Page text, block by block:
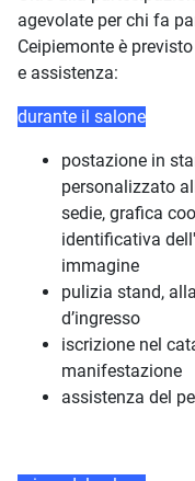
agevolate per chi fa
Ceipiemonte è
e assistenza:
durante il salone
postazione in
personalizzato
sedie, grafica
identificativa
immagine
pulizia stand,
d’ingresso
iscrizione nel
manifestazione
assistenza del